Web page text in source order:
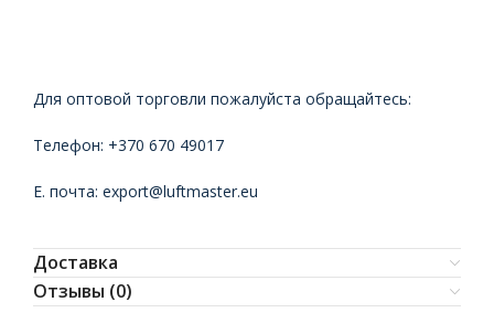
Для оптовой торговли пожалуйста обращайтесь:
Телефон: +370 670 49017
Е. почта: export@luftmaster.eu
Доставка
Отзывы (0)